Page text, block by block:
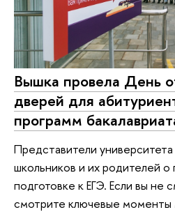
Вышка провела День
дверей для
программ
Представители
школьников и их родителей о
подготовке к ЕГЭ. Если вы не
смотрите ключевые